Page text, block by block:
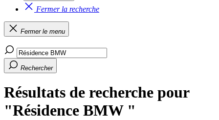
Fermer la recherche
Fermer le menu
Rechercher
Résultats de recherche pour
"Résidence BMW "